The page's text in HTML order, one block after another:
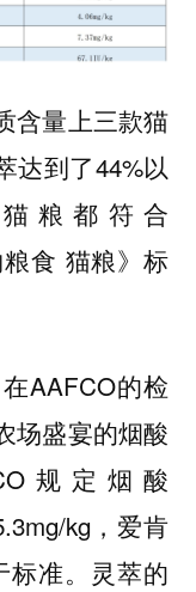
含量上三款猫
达到了44%以
粮都符合
食 猫粮》标
AAFCO的检
场盛宴的烟酸
规定烟酸
kg，爱肯
标准。灵萃的